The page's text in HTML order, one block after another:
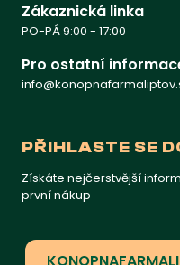
Zákaznická linka
PO-PÁ 9:00 - 17:00
Pro ostatní
PŘIHLASTE SE
Získáte nejčerstvější
první nákup